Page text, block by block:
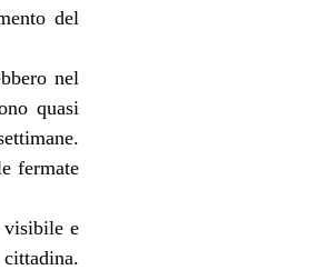
del
nel
quasi
fermate
visibile e